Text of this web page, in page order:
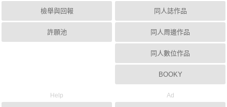
檢舉與回報
許願池
同人誌作品
同人周邊作品
同人數位作品
BOOKY
Help Ad